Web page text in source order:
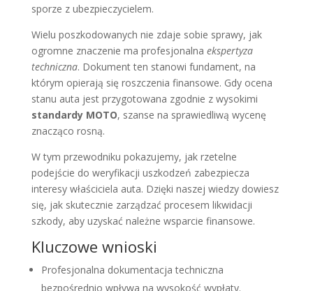
sporze z ubezpieczycielem.
Wielu poszkodowanych nie zdaje sobie sprawy, jak
ogromne znaczenie ma profesjonalna ekspertyza
techniczna. Dokument ten stanowi fundament, na
którym opierają się roszczenia finansowe. Gdy ocena
stanu auta jest przygotowana zgodnie z wysokimi
standardy MOTO, szanse na sprawiedliwą wycenę
znacząco rosną.
W tym przewodniku pokazujemy, jak rzetelne
podejście do weryfikacji uszkodzeń zabezpiecza
interesy właściciela auta. Dzięki naszej wiedzy dowiesz
się, jak skutecznie zarządzać procesem likwidacji
szkody, aby uzyskać należne wsparcie finansowe.
Kluczowe wnioski
Profesjonalna dokumentacja techniczna
bezpośrednio wpływa na wysokość wypłaty.